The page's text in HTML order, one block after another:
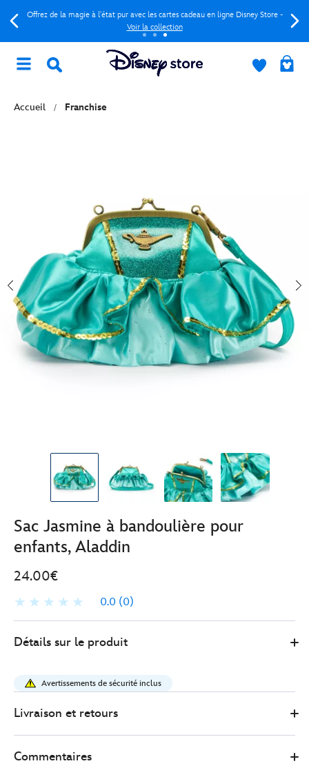
Offrez de la magie à l'état pur avec les cartes cadeau en ligne Disney Store -
Voir la collection
Accueil Franchise
Sac Jasmine à bandoulière pour
enfants, Aladdin
24.00€
0.0 (0)
Store
24.00
jasmine-
bandouliere-
aladdin-
Détails sur le produit
Avertissements de sécurité inclus
Livraison et retours
Commentaires